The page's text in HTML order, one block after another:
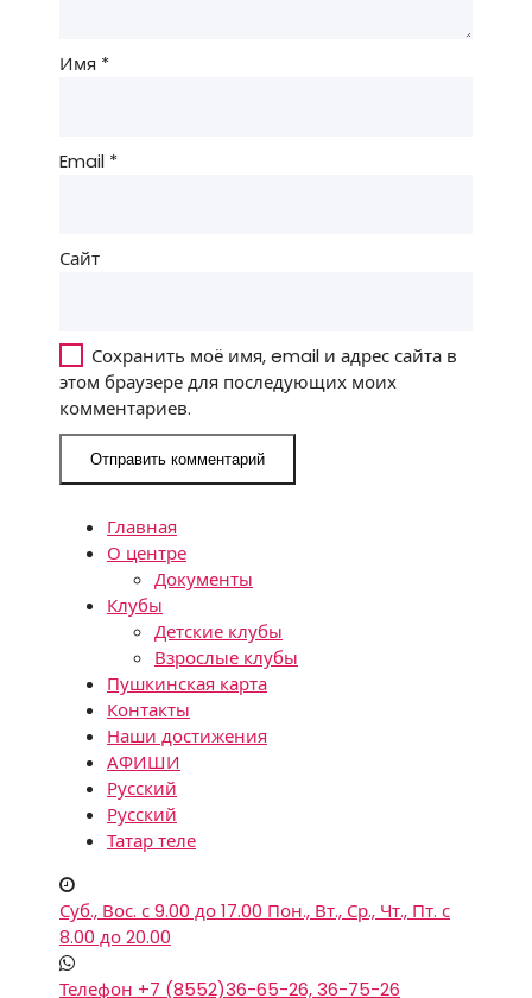
Имя *
Email *
Сайт
Сохранить моё имя, email и адрес сайта в
этом браузере для последующих моих
комментариев.
Главная
О центре
Документы
Клубы
Детские клубы
Взрослые клубы
Пушкинская карта
Контакты
Наши достижения
АФИШИ
Русский
Русский
Татар теле
Суб., Вос. с 9.00 до 17.00 Пон., Вт., Ср., Чт., Пт. с
8.00 до 20.00
Телефон +7 (8552)36-65-26, 36-75-26